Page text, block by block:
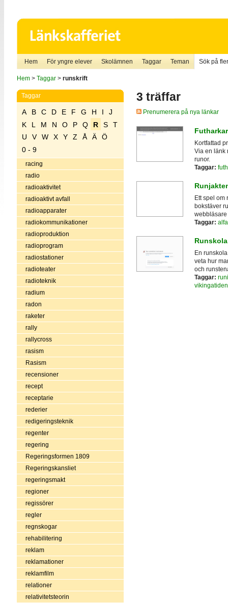
Hem För yngre elever Skolämnen Taggar Teman Sök på
Hem> Taggar> runskrift
Taggar
A B C D E F G H I
J
K
L M N O P Q R S
T
U
V W X Y Z Å Ä
Ö
0 - 9
racing
radio
radioaktivitet
radioaktivt avfall
radioapparater
radiokommunikationer
radioproduktion
radioprogram
radiostationer
radioteater
radioteknik
radium
radon
raketer
rally
rallycross
rasism
Rasism
recensioner
recept
receptarie
rederier
redigeringsteknik
regenter
regering
Regeringsformen 1809
Regeringskansliet
regeringsmakt
regioner
regissörer
regler
regnskogar
rehabilitering
reklam
reklamationer
reklamfilm
relationer
relativitetsteorin
3 träffar
Prenumerera på nya länkar
Kortfattad
Via en länk
runor.
Taggar:
Ett spel om
bokstäver
webbläsare
Taggar:
En
veta hur
och
Taggar:
vikingatiden